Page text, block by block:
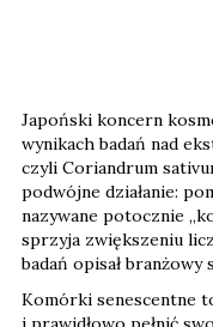
Japoński koncern
wynikach badań nad
czyli Coriandrum
podwójne działanie:
nazywane potocznie
sprzyja zwiększeniu
badań opisał
Komórki senescentne